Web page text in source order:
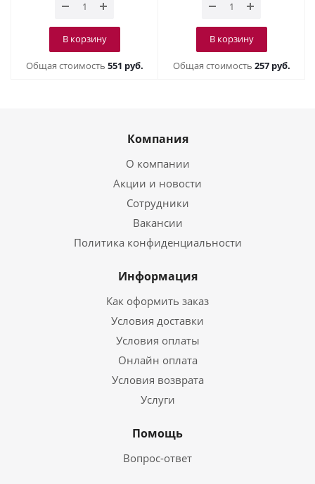
В корзину
Общая стоимость 551 руб.
В корзину
Общая стоимость 257 руб.
Компания
О компании
Акции и новости
Сотрудники
Вакансии
Политика конфиденциальности
Информация
Как оформить заказ
Условия доставки
Условия оплаты
Онлайн оплата
Условия возврата
Услуги
Помощь
Вопрос-ответ